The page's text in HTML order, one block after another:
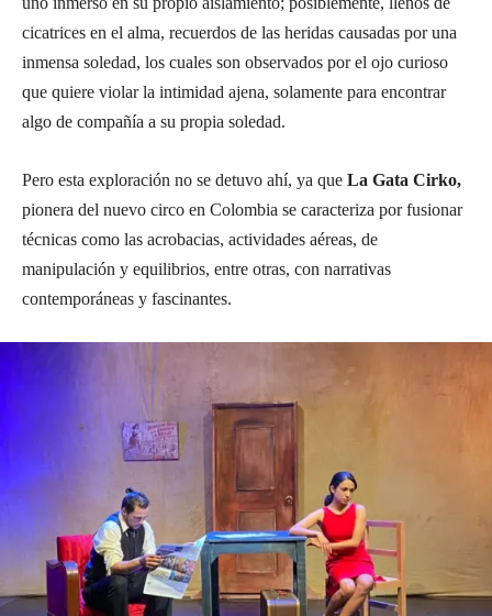
cicatrices en el alma, recuerdos de las heridas causadas por una
inmensa soledad, los cuales son observados por el ojo curioso
que quiere violar la intimidad ajena, solamente para encontrar
algo de compañía a su propia soledad.
Pero esta exploración no se detuvo ahí, ya que La Gata Cirko,
pionera del nuevo circo en Colombia se caracteriza por fusionar
técnicas como las acrobacias, actividades aéreas, de
manipulación y equilibrios, entre otras, con narrativas
contemporáneas y fascinantes.